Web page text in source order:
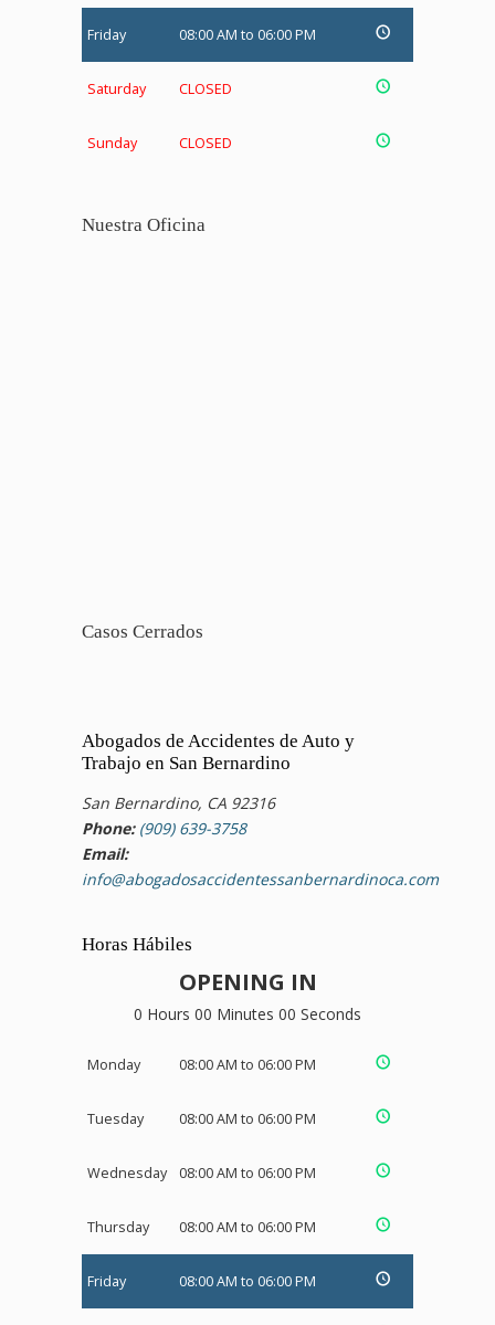
Friday 08:00 AM to 06:00 PM
Saturday CLOSED
Sunday CLOSED
Nuestra Oficina
Casos Cerrados
Abogados de Accidentes de Auto y
Trabajo en San Bernardino
San Bernardino, CA 92316
Phone: (909) 639-3758
Email:
info@abogadosaccidentessanbernardinoca.com
Horas Hábiles
OPENING IN
0 Hours 00 Minutes 00 Seconds
Monday 08:00 AM to 06:00 PM
Tuesday 08:00 AM to 06:00 PM
Wednesday 08:00 AM to 06:00 PM
Thursday 08:00 AM to 06:00 PM
Friday 08:00 AM to 06:00 PM